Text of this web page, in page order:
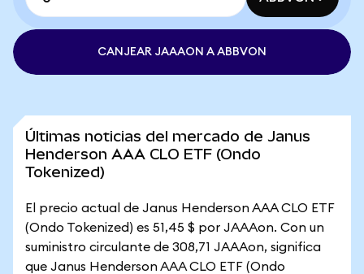
CANJEAR JAAAON A ABBVON
Últimas noticias del mercado de Janus
Henderson AAA CLO ETF (Ondo
Tokenized)
El precio actual de Janus Henderson AAA CLO ETF
(Ondo Tokenized) es 51,45 $ por JAAAon. Con un
suministro circulante de 308,71 JAAAon, significa
que Janus Henderson AAA CLO ETF (Ondo